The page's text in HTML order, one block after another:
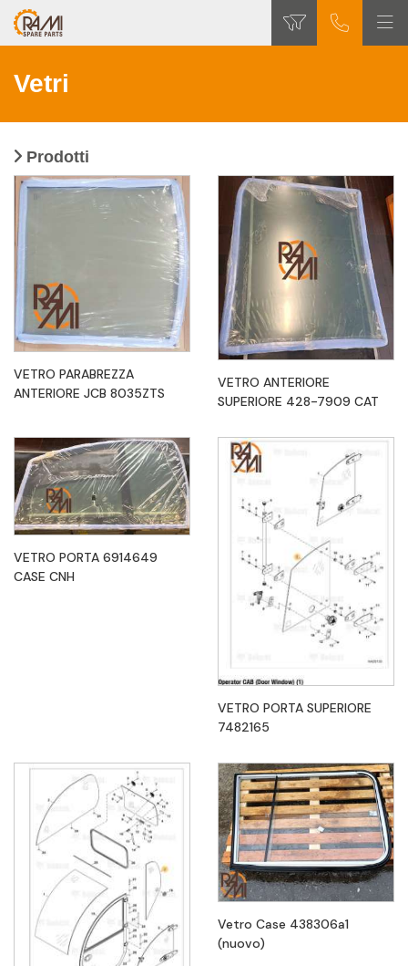
Vetri
Prodotti
VETRO PARABREZZA
ANTERIORE JCB 8035ZTS
VETRO ANTERIORE
SUPERIORE 428-7909 CAT
VETRO PORTA 6914649
CASE CNH
VETRO PORTA SUPERIORE
7482165
Vetro Case 438306a1
(nuovo)